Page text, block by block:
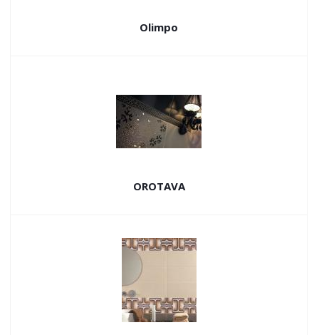
Olimpo
OROTAVA